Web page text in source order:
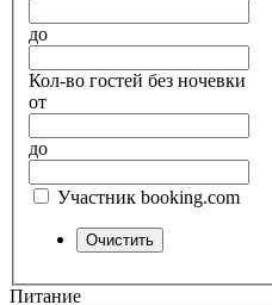
до
Кол-во гостей без ночевки
от
до
Участник booking.com
Питание